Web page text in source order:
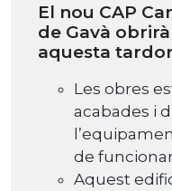
El nou CAP
de Gavà
aquesta tardor
Les obres
acabades i
de
Aquest